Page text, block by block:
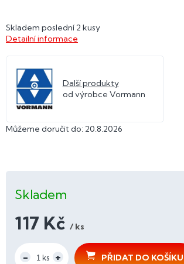
Můžeme doručit do: 20.8.2026
Skladem
117 Kč / ks
cena:
PŘIDAT DO KOŠÍKU
Skladem poslední 2 kusy
Detailní informace
Další produkty
od výrobce Vormann